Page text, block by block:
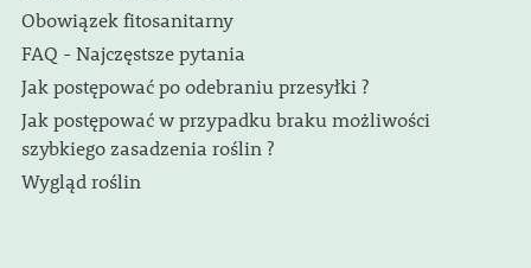
Obowiązek fitosanitarny
FAQ - Najczęstsze pytania
Jak postępować po odebraniu przesyłki ?
Jak postępować w przypadku braku możliwości
szybkiego zasadzenia roślin ?
Wygląd roślin